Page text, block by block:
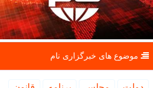
موضوع های خبرگزاری نام